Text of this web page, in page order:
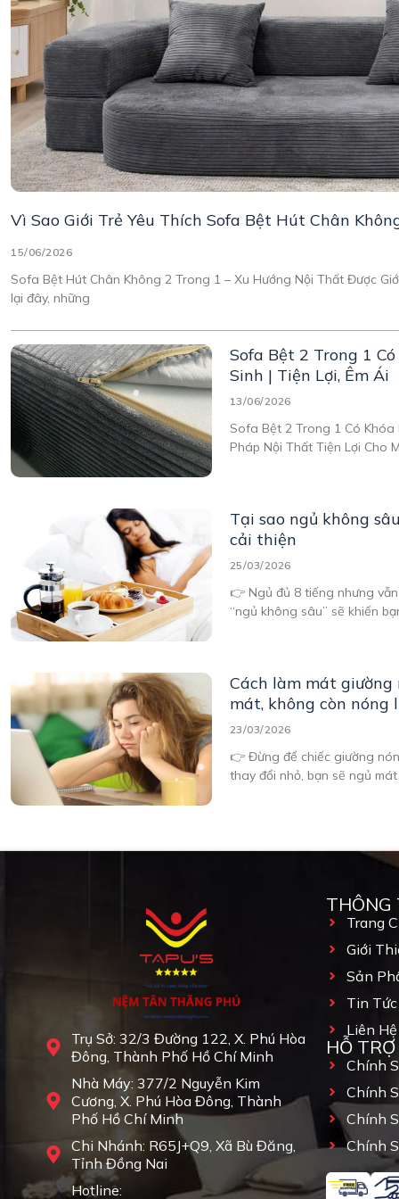
Vì Sao Giới Trẻ Yêu Thích Sofa Bệt Hút Chân
15/06/2026
Sofa Bệt Hút Chân Không 2 Trong 1 – Xu Hướng Nội Thất Được
lại đây, những
Sofa Bệt 2 Trong 1
Sinh | Tiện Lợi, Êm Ái
13/06/2026
Sofa Bệt 2 Trong 1 Có Khóa
Pháp Nội Thất Tiện Lợi Cho
Tại sao ngủ không
cải thiện
25/03/2026
👉 Ngủ đủ 8 tiếng nhưng
“ngủ không sâu” sẽ khiến
Cách làm mát giường
mát, không còn nóng
23/03/2026
👉 Đừng để chiếc giường
thay đổi nhỏ, bạn sẽ ngủ
Trụ Sở: 32/3 Đường 122, X. Phú Hòa
Đông, Thành Phố Hồ Chí Minh
Nhà Máy: 377/2 Nguyễn Kim
Cương, X. Phú Hòa Đông, Thành
Phố Hồ Chí Minh
Chi Nhánh: R65J+Q9, Xã Bù Đăng,
Tỉnh Đồng Nai
Hotline:
THÔNG
Trang
Giới
Sản
Tin Tức
Liên Hệ
HỖ TRỢ
Chính
Chính
Chính
Chính